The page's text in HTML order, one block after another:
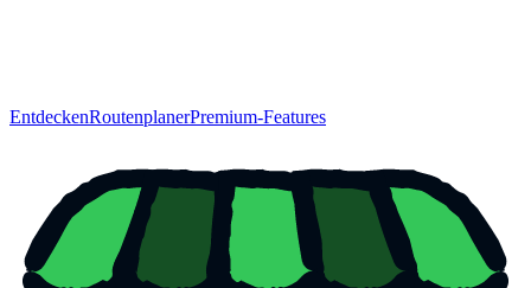
EntdeckenRoutenplanerPremium-Features